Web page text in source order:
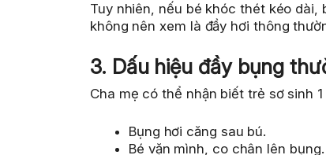
Tuy nhiên, nếu bé khóc thét kéo
không nên xem là đầy hơi thông
3. Dấu hiệu đầy bụng
Cha mẹ có thể nhận biết trẻ sơ sinh
Bụng hơi căng sau bú.
Bé vặn mình, co chân lên bụng.